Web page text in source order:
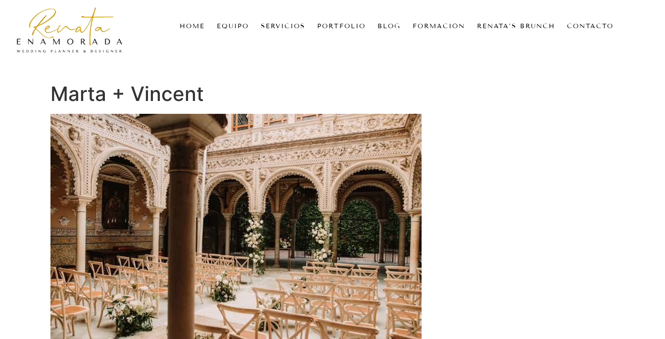
HOME EQUIPO SERVICIOS PORTFOLIO BLOG FORMACIÓN RENATA’S BRUNCH CONTACTO
Marta + Vincent